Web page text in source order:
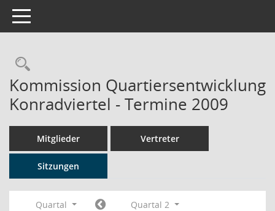
Toggle navigation
Rechercheauswahl
Kommission Quartiersentwicklung
Konradviertel - Termine 2009
Mitglieder Vertreter
Sitzungen
Quartal
Quartal 2